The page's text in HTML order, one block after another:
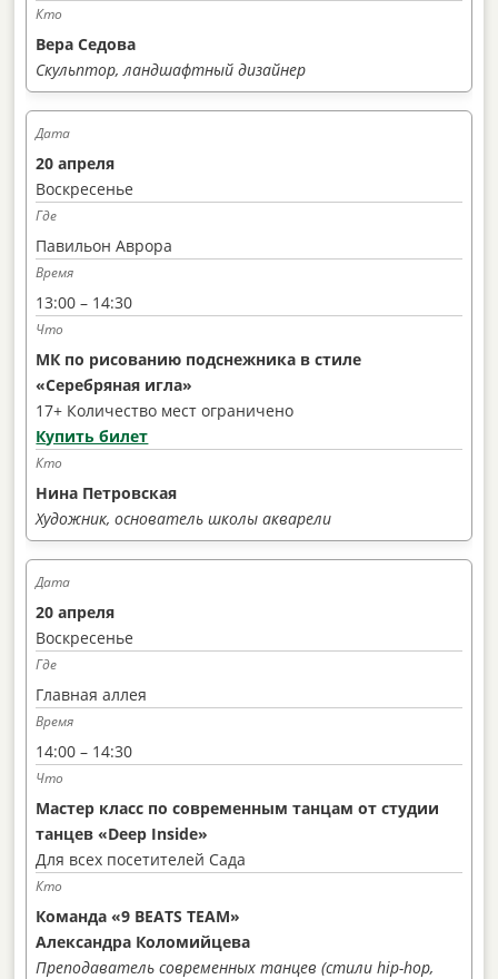
Вера Седова
Скульптор, ландшафтный дизайнер
20 апреля
Воскресенье
Павильон Аврора
13:00 – 14:30
МК по рисованию подснежника в стиле
«Серебряная игла»
17+ Количество мест ограничено
Купить билет
Нина Петровская
Художник, основатель школы акварели
20 апреля
Воскресенье
Главная аллея
14:00 – 14:30
Мастер класс по современным танцам от студии
танцев «Deep Inside»
Для всех посетителей Сада
Команда «9 BEATS TEAM»
Александра Коломийцева
Преподаватель современных танцев (стили hip-hop,